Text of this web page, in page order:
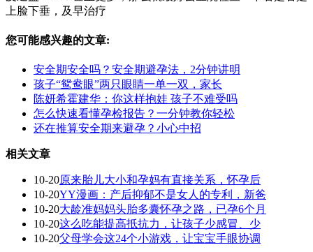
上脸下垂，及早治疗
您可能感兴趣的文章:
安全期安全吗？安全期避孕法，2分钟讲明
孩子“鸳鸯眼”两只眼睛一单一双，家长
陈妍希霍建华：你这样抱娃 孩子不难受吗
怎么快速看懂孕检报告？一分钟教你轻松
还在推算安全期来避孕？小心中招
相关文章
10-20原来胎儿大小和孕妈有直接关系，怀孕后
10-20YY漫画：产后抑郁不是女人的专利，新爸
10-20大龄准妈妈头胎多囊怀孕之路，已孕6个月
10-20这么吃能提高抵抗力，让孩子少感冒、少
10-20父母学会这24个小游戏，让宝宝手眼协调